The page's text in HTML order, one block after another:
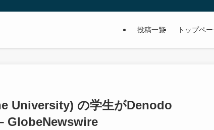
投稿一覧 トップペ
University) の学生がDenodo
GlobeNewswire